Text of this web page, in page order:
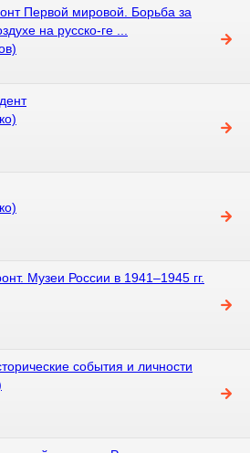
Первой мировой. Борьба за
на русско-ге ...
Музеи России в 1941–1945 гг.
события и личности